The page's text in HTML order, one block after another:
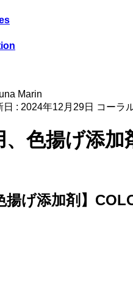
Marin
日 : 2024年12月29日 コーラ
、色揚げ添
揚げ添加剤】